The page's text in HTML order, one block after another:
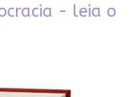
- leia o